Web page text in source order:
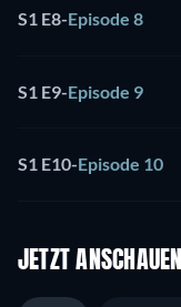
S1 E8-Episode 8
S1 E9-Episode 9
S1 E10-Episode 10
JETZT ANSCHAUEN